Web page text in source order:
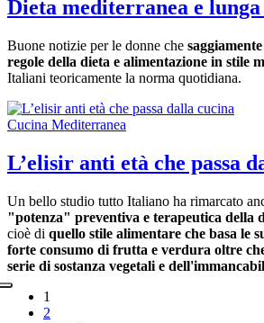
Dieta mediterranea e
Buone notizie per le donne che
regole della dieta e alimentazione in stile
Italiani teoricamente la norma quotidiana.
Cucina Mediterranea
L’elisir anti età che passa
Un bello studio tutto Italiano ha rimarcato
"potenza" preventiva e terapeutica della
cioè di quello stile alimentare che basa le
forte consumo di frutta e verdura oltre
serie di sostanza vegetali e
1
2